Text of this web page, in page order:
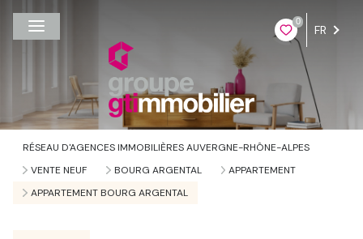
0
FR
RÉSEAU D'AGENCES IMMOBILIÈRES AUVERGNE-RHÔNE-ALPES
VENTE NEUF
BOURG ARGENTAL
APPARTEMENT
APPARTEMENT BOURG ARGENTAL